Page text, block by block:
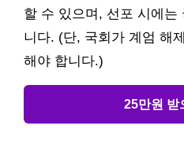
할 수 있으며, 선포 시에는
니다. (단, 국회가 계엄 해
해야 합니다.)
25만원 받